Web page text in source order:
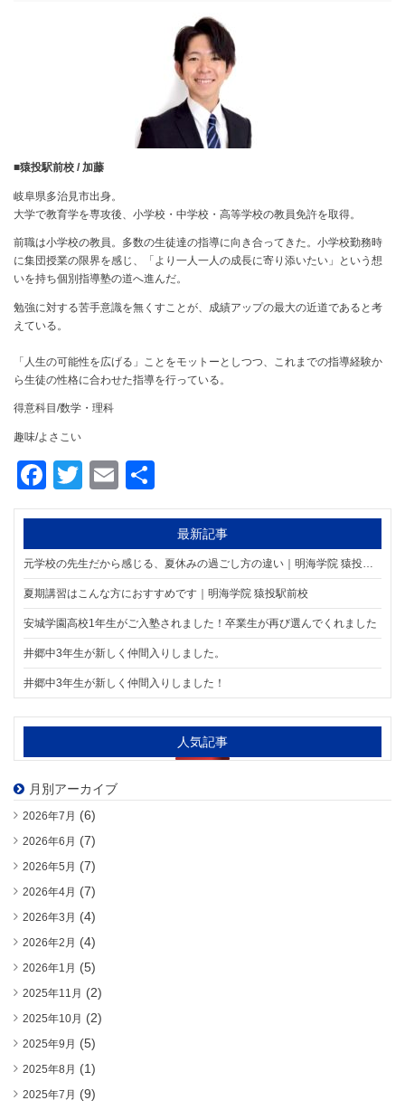
■猿投駅前校 / 加藤
岐阜県多治見市出身。
大学で教育学を専攻後、小学校・中学校・高等学校の教員免許を取得。
前職は小学校の教員。多数の生徒達の指導に向き合ってきた。小学校勤務時
に集団授業の限界を感じ、「より一人一人の成長に寄り添いたい」という想
いを持ち個別指導塾の道へ進んだ。
勉強に対する苦手意識を無くすことが、成績アップの最大の近道であると考
えている。
「人生の可能性を広げる」ことをモットーとしつつ、これまでの指導経験か
ら生徒の性格に合わせた指導を行っている。
得意科目/数学・理科
趣味/よさこい
Facebook
Twitter
Email
有
最新記事
夏期講習はこんな方におすすめです｜明海学院 猿投駅前校
安城学園高校1年生がご入塾されました！卒業生が再び選んでくれました
井郷中3年生が新しく仲間入りしました。
井郷中3年生が新しく仲間入りしました！
人気記事
月別アーカイブ
2026年7月 (6)
2026年6月 (7)
2026年5月 (7)
2026年4月 (7)
2026年3月 (4)
2026年2月 (4)
2026年1月 (5)
2025年11月 (2)
2025年10月 (2)
2025年9月 (5)
2025年8月 (1)
2025年7月 (9)